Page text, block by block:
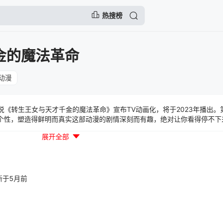
热搜榜
的魔法革命
漫
《转生王女与天才千金的魔法革命》宣布TV动画化，将于2023年播出。
，塑造得鲜明而真实这部动漫的剧情深刻而有趣，绝对让你看得停不下
亚撞见了天才公爵千金．尤菲莉亚遭剥夺王妃候补地位的场面。为了帮助
对方跟她同居，一起研究魔法！？怪咖转生公主与冰山美人天才千金的
来带来变化。王宫百合奇幻物语，就此揭幕。
展开全部
5月前